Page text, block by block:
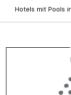
Hotels mit Pools